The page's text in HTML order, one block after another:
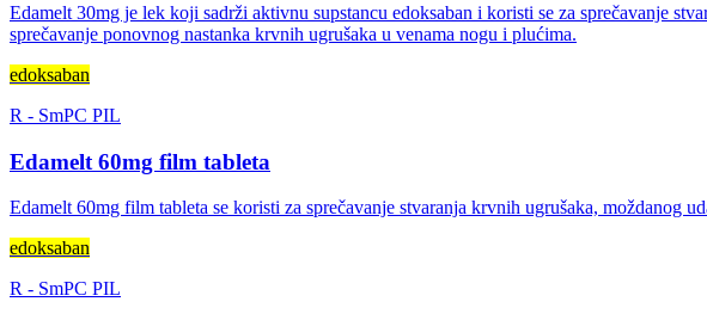
Edamelt 30mg je lek koji sadrži aktivnu supstancu edoksaban i koristi se za sprečavanje
sprečavanje ponovnog nastanka krvnih ugrušaka u venama nogu i plućima.
edoksaban
R - SmPC PIL
Edamelt 60mg film tableta
Edamelt 60mg film tableta se koristi za sprečavanje stvaranja krvnih ugrušaka, moždanog
edoksaban
R - SmPC PIL